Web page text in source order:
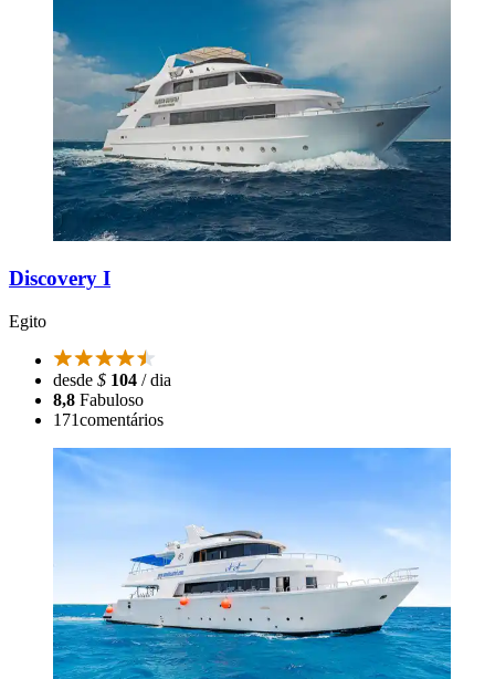
Discovery I
Egito
desde $ 104 / dia
8,8 Fabuloso
171comentários